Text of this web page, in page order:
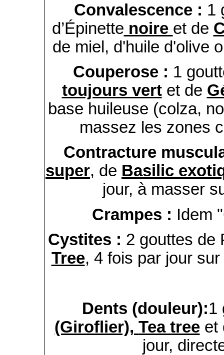
Convalescence : 1
d’Épinette noire et de
de miel, d'huile d'olive
Couperose : 1
toujours vertet de
base huileuse (colza,
massez les zones
Contracture
super, de Basilic
jour, à masser
Crampes : Idem
Cystites : 2 gouttes de
Tree, 4 fois par jour
Dents (douleur):1
(Giroflier), Tea treeet
jour,